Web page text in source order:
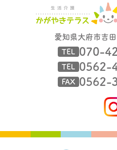
愛知県大府市吉
TEL 070-
TEL 0562-
FAX 0562-